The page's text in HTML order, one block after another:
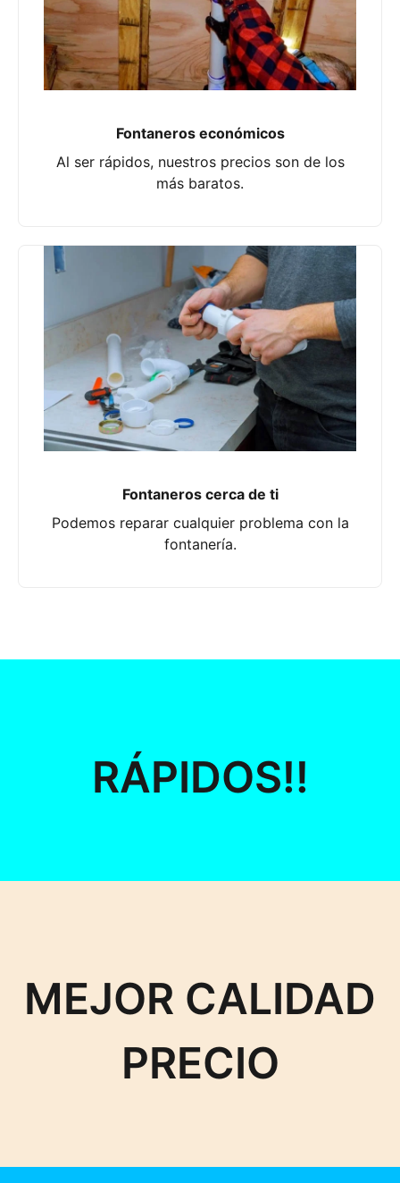
Fontaneros económicos
Al ser rápidos, nuestros precios son de los
más baratos.
Fontaneros cerca de ti
Podemos reparar cualquier problema con la
fontanería.
RÁPIDOS!!
MEJOR CALIDAD
PRECIO